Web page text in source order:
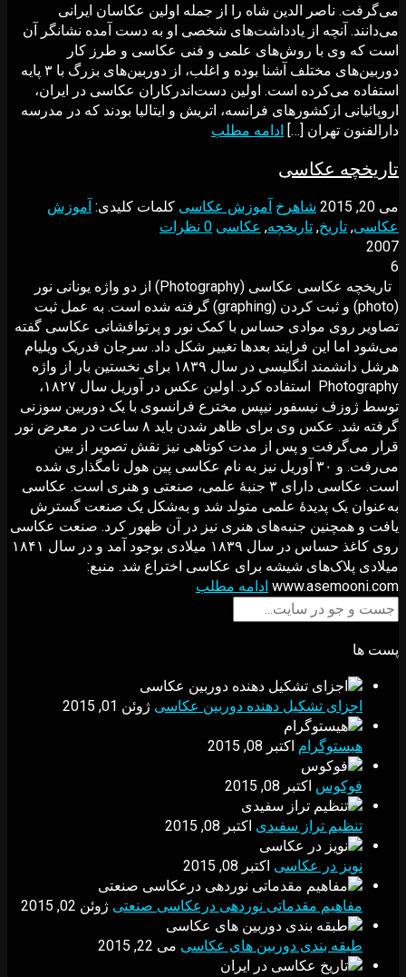
مى‌گرفت. ناصر الدین شاه را از جمله اولین عکاسان ایرانی
می‌دانند. آنچه از یادداشت‌های شخصی او به دست آمده نشانگر آن
است که وی با روش‌های علمی و فنی عکاسی و طرز کار
دوربین‌های مختلف آشنا بوده و اغلب، از دوربین‌های بزرگ با ۳ پایه
استفاده می‌کرده است. اولین دست‌اندرکاران عکاسی در ایران،
اروپائیانی ازکشورهای فرانسه، اتریش و ایتالیا بودند که در مدرسه
دارالفنون تهران […] ادامه مطلب
تاریخچه عکاسی
می 20, 2015 شاهرخ آموزش عکاسی کلمات کلیدی: آموزش
عکاسی, تاریخ, تاریخچه, عکاسی 0 نظرات
2007
6
تاریخچه عکاسی عکاسی (Photography) از دو واژه یونانی نور
(photo) و ثبت کردن (graphing) گرفته شده است. به عمل ثبت
تصاویر روی موادی حساس با کمک نور و پرتوافشانی عکاسی گفته
می‌شود اما این فرایند بعدها تغییر شکل داد. سرجان فدریک ویلیام
هرشل دانشمند انگلیسی در سال ۱۸۳۹ برای نخستین بار از واژه
Photography استفاده کرد. اولین عکس در آوریل سال ۱۸۲۷،
توسط ژوزف نیسفور نیپس مخترع فرانسوی با یک دوربین سوزنی
گرفته شد. عکس وی برای ظاهر شدن باید ۸ ساعت در معرض نور
قرار می‌گرفت و پس از مدت کوتاهی نیز نقش تصویر از بین
می‌رفت. و ۳۰ آوریل نیز به نام عکاسی پین هول نامگذاری شده
است. عکاسی دارای ۳ جنبهٔ علمی، صنعتی و هنری است. عکاسی
به‌عنوان یک پدیدهٔ علمی متولد شد و به‌شکل یک صنعت گسترش
یافت و همچنین جنبه‌های هنری نیز در آن ظهور کرد. صنعت عکاسی
روی کاغذ حساس در سال ۱۸۳۹ میلادی بوجود آمد و در سال ۱۸۴۱
میلادی پلاک‌های شیشه برای عکاسی اختراع شد. منبع:
www.asemooni.com ادامه مطلب
پست ها
اجزای تشکیل دهنده دوربین عکاسی ژوئن 01, 2015
هیستوگرام اکتبر 08, 2015
فوکوس اکتبر 08, 2015
تنظیم تراز سفیدی اکتبر 08, 2015
نویز در عکاسی اکتبر 08, 2015
مفاهیم مقدماتی نوردهی درعکاسی صنعتی ژوئن 02, 2015
ﻃﺒﻘﻪ ﺑﻨﺪی دوربین های عکاسی می 22, 2015